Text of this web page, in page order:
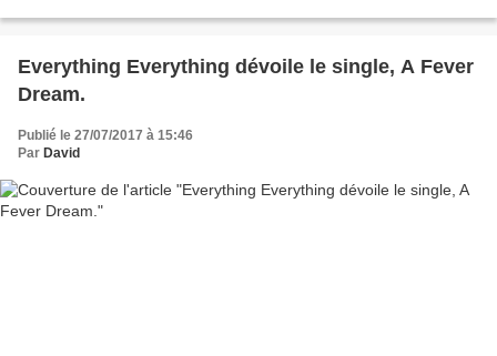
Everything Everything dévoile le single, A Fever
Dream.
Publié le 27/07/2017 à 15:46
Par David